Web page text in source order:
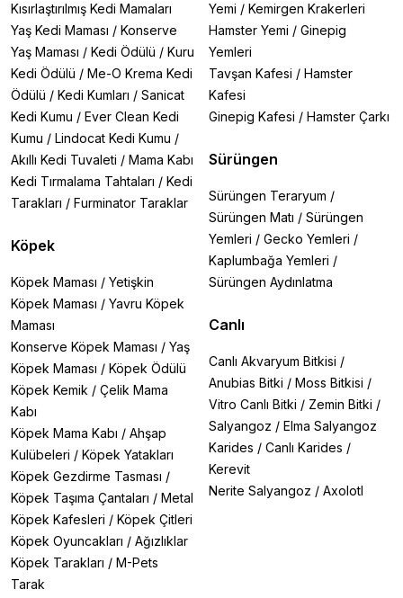
Mercan Kumu Nerelerde Kullanılır?
→Tatlı Su Akvaryumları
→Tuzlu Su (Deniz) Akvaryumları
→Sump Filtre Sistemleri
→
Doğal Dekoratif Tasarımlar
Mercan Kumu Nasıl Kullanılır?
1️Akvaryum tabanına veya sump filtrenize uygun
kalınlıkta yerleştirin.
2️ Kullanmadan önce durulayarak toz ve partiküllerden
3️Tuzlu su akvaryumlarında canlı kaya ile birlikte
kullanarak doğal bir ekosistem yaratın.
4️Tatlı su akvaryumlarında dekoratif amaçlı veya
Mercan Kumu Seçerken Dikkat Edilmesi Gerekenler
✅ Tane Boyutu:
İnce taneliler zemin kaplaması, kalın
✅ Renk Seçimi:Akvaryum tasarımınıza uygun doğal
renkleri tercih edin.
✅ Kaynak Kalitesi:Doğal ve temiz kaynaklardan elde
edilmiş ürünleri seçin.
✅ Kullanım Amacı:Bitkili akvaryumlar için Flourite
serisi, deniz akvaryumları için doğal mercan kırığı
önerilir.
Sık Sorulan Sorular (SSS)
❓ "Mercan kumu pH'ı yükseltir mi?"
→ Doğal mercan kırığı kumları nötr pH'a sahiptir ve
suyun pH değerini önemli ölçüde etkilemez.
❓ "Tatlı su akvaryumunda mercan kumu kullanılabilir
mi?"
Kısırlaştırılmış Kedi Mamaları
Yaş Kedi Maması / Konserve
Yaş Maması / Kedi Ödülü / Kuru
Kedi Ödülü / Me-O Krema Kedi
Ödülü / Kedi Kumları / Sanicat
Kedi Kumu / Ever Clean Kedi
Kumu / Lindocat Kedi Kumu /
Akıllı Kedi Tuvaleti / Mama Kabı
Kedi Tırmalama Tahtaları / Kedi
Tarakları / Furminator Taraklar
Köpek
Köpek Maması / Yetişkin
Köpek Maması / Yavru Köpek
Maması
Konserve Köpek Maması / Yaş
Köpek Maması / Köpek Ödülü
Köpek Kemik / Çelik Mama
Kabı
Köpek Mama Kabı / Ahşap
Kulübeleri / Köpek Yatakları
Köpek Gezdirme Tasması /
Köpek Taşıma Çantaları / Metal
Köpek Kafesleri / Köpek Çitleri
Köpek Oyuncakları / Ağızlıklar
Köpek Tarakları / M-Pets
Tarak
Yemi / Kemirgen Krakerleri
Hamster Yemi / Ginepig
Yemleri
Tavşan Kafesi / Hamster
Kafesi
Ginepig Kafesi / Hamster Çarkı
Sürüngen
Sürüngen Teraryum /
Sürüngen Matı / Sürüngen
Yemleri / Gecko Yemleri /
Kaplumbağa Yemleri /
Sürüngen Aydınlatma
Canlı
Canlı Akvaryum Bitkisi /
Anubias Bitki / Moss Bitkisi /
Vitro Canlı Bitki / Zemin Bitki /
Salyangoz / Elma Salyangoz
Karides / Canlı Karides /
Kerevit
Nerite Salyangoz / Axolotl